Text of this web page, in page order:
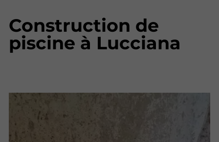
Construction de
piscine à Lucciana